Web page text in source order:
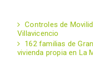
Controles de
Villavicencio
162 familias de
vivienda propia en La